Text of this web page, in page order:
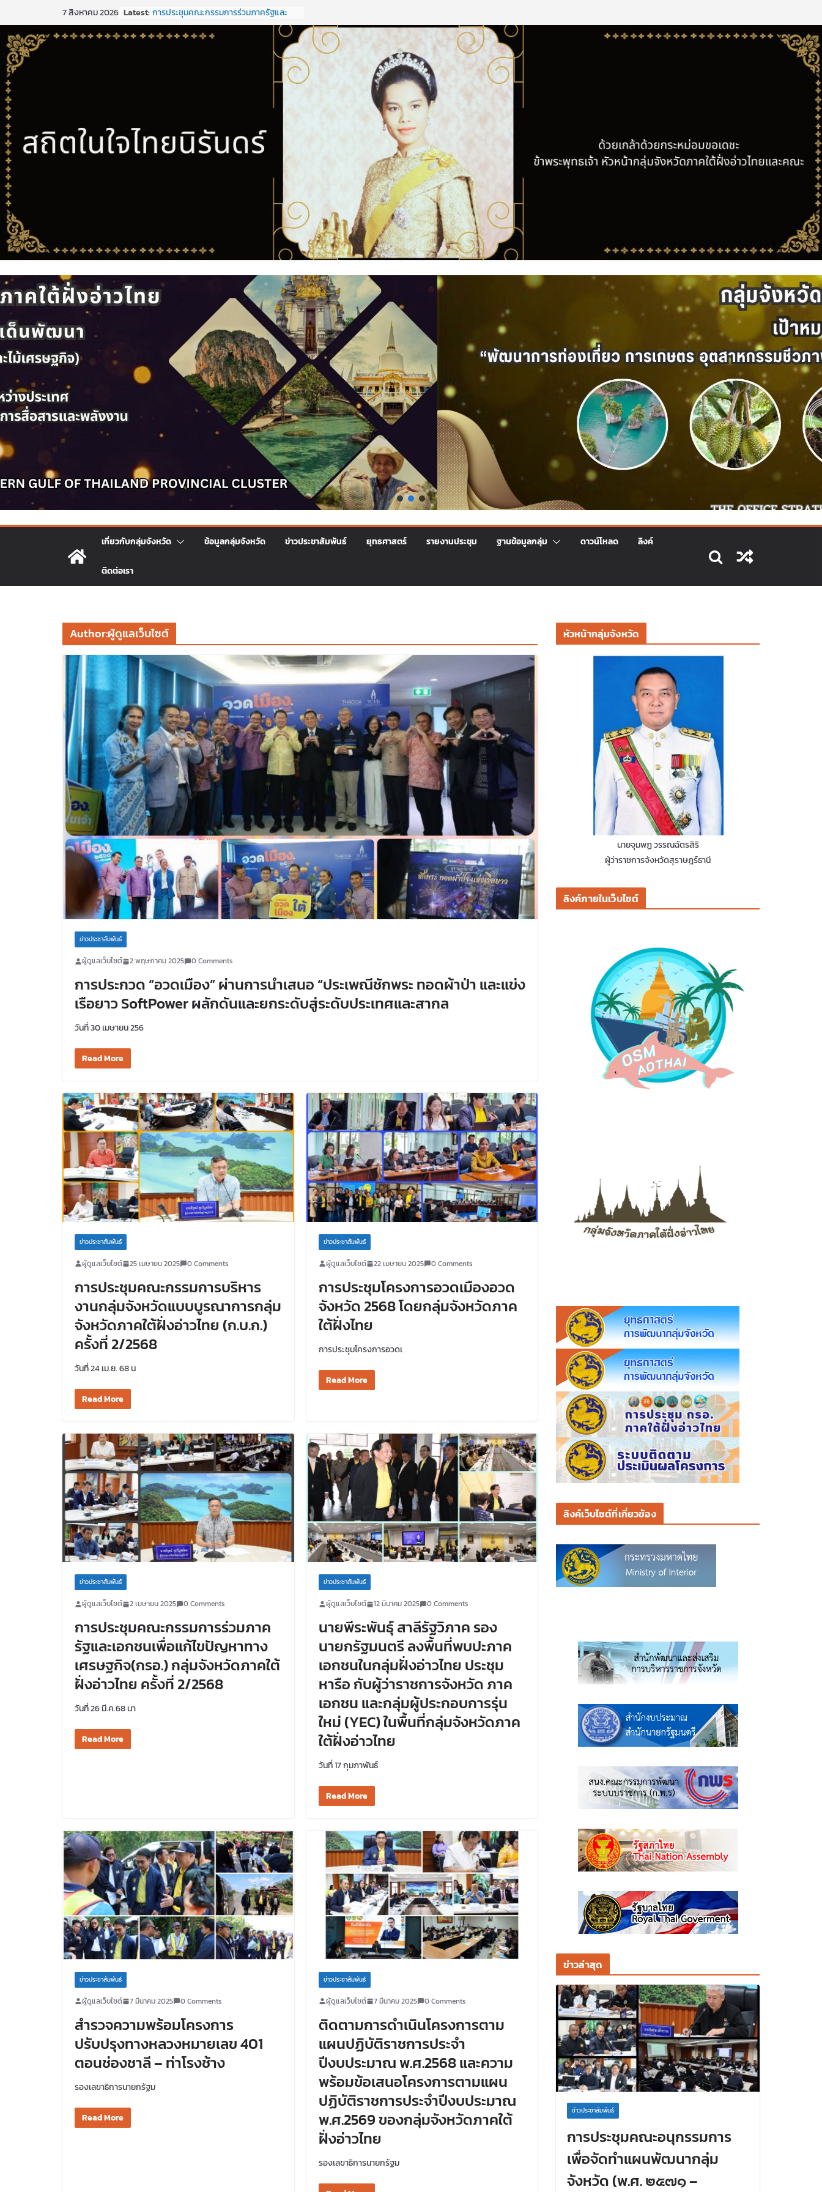
to
content
7 สิงหาคม 2026 Latest:และเอกชนเพื่อแก้ไขปัญหาทางเศรษฐกิจ
(กรอ.) กลุ่มจังหวัดภาคใต้ฝั่งอ่าวไทย ครั้งที่
2/2569 ในวันที่ 20 มีนาคม 2569
การประชุมคณะกรรมการร่วมภาครัฐและ
(กรอ.) กลุ่มจังหวัดภาคใต้ฝั่งอ่าวไทย ครั้งที่
เอกชนเพื่อแก้ไขปัญหาทางเศรษฐกิจ
5/2568
การประชุมคณะอนุกรรมการเพื่อจัดทำแผน
ประชุมคณะกรรมการร่วมภาครัฐและเอกชน
เพื่อแก้ไขปัญหาทางเศรษฐกิจ (กรอ.) กลุ่ม
จังหวัดภาคใต้ฝั่งอ่าวไทย ครั้งที่ 2/2569
เกี่ยวกับกลุ่มจังหวัด ข้อมูลกลุ่มจังหวัด ข่าวประชาสัมพันธ์ ยุทธศาสตร์ รายงานประชุม ฐานข้อมูลกลุ่ม ดาวน์โหลด ลิงค์
ติดต่อเรา
Author:ผู้ดูแลเว็บไซต์
ข่าวประชาสัมพันธ์
ผู้ดูแลเว็บไซต์ 2 พฤษภาคม 2025 0 Comments
การประกวด “อวดเมือง” ผ่านการนำเสนอ “ประเพณีชักพระ ทอดผ้าป่า และแข่ง
เรือยาว SoftPower ผลักดันและยกระดับสู่ระดับประเทศและสากล
วันที่ 30 เมษายน 256
Read More
ข่าวประชาสัมพันธ์
ผู้ดูแลเว็บไซต์ 25 เมษายน 2025 0 Comments
การประชุมคณะกรรมการบริหาร
งานกลุ่มจังหวัดแบบบูรณาการกลุ่ม
จังหวัดภาคใต้ฝั่งอ่าวไทย (ก.บ.ก.)
ครั้งที่ 2/2568
วันที่ 24 เม.ย. 68 น
Read More
ข่าวประชาสัมพันธ์
ผู้ดูแลเว็บไซต์ 22 เมษายน 2025 0 Comments
การประชุมโครงการอวดเมืองอวด
จังหวัด 2568 โดยกลุ่มจังหวัดภาค
ใต้ฝั่งไทย
การประชุมโครงการอวดเ
Read More
ข่าวประชาสัมพันธ์
ผู้ดูแลเว็บไซต์ 2 เมษายน 2025 0 Comments
การประชุมคณะกรรมการร่วมภาค
รัฐและเอกชนเพื่อแก้ไขปัญหาทาง
เศรษฐกิจ(กรอ.) กลุ่มจังหวัดภาคใต้
ฝั่งอ่าวไทย ครั้งที่ 2/2568
วันที่ 26 มี.ค.68 นา
Read More
ข่าวประชาสัมพันธ์
ผู้ดูแลเว็บไซต์ 12 มีนาคม 2025 0 Comments
นายพีระพันธุ์ สาลีรัฐวิภาค รอง
นายกรัฐมนตรี ลงพื้นที่พบปะภาค
เอกชนในกลุ่มฝั่งอ่าวไทย ประชุม
หารือ กับผู้ว่าราชการจังหวัด ภาค
เอกชน และกลุ่มผู้ประกอบการรุ่น
ใหม่ (YEC) ในพื้นที่กลุ่มจังหวัดภาค
ใต้ฝั่งอ่าวไทย
วันที่ 17 กุมภาพันธ์
Read More
ข่าวประชาสัมพันธ์
ผู้ดูแลเว็บไซต์ 7 มีนาคม 2025 0 Comments
สำรวจความพร้อมโครงการ
ปรับปรุงทางหลวงหมายเลข 401
ตอนช่องชาลี – ท่าโรงช้าง
รองเลขาธิการนายกรัฐม
Read More
ข่าวประชาสัมพันธ์
ผู้ดูแลเว็บไซต์ 7 มีนาคม 2025 0 Comments
ติดตามการดำเนินโครงการตาม
แผนปฏิบัติราชการประจำ
ปีงบประมาณ พ.ศ.2568 และความ
พร้อมข้อเสนอโครงการตามแผน
ปฏิบัติราชการประจำปีงบประมาณ
พ.ศ.2569 ของกลุ่มจังหวัดภาคใต้
ฝั่งอ่าวไทย
รองเลขาธิการนายกรัฐม
หัวหน้ากลุ่มจังหวัด
นายจุมพฏ วรรณฉัตรสิริ
ผู้ว่าราชการจังหวัดสุราษฎร์ธานี
ลิงค์ภายในเว็บไซต์
ลิงค์เว็บไซต์ที่เกี่ยวข้อง
ข่าวล่าสุด
ข่าวประชาสัมพันธ์
การประชุมคณะอนุกรรมการ
เพื่อจัดทำแผนพัฒนากลุ่ม
จังหวัด (พ.ศ. ๒๕๗๑ –